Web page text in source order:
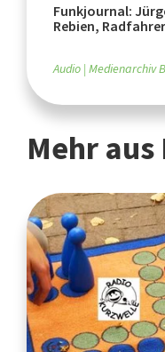
Funkjournal:
Rebien,
Audio Medienarchiv
Mehr